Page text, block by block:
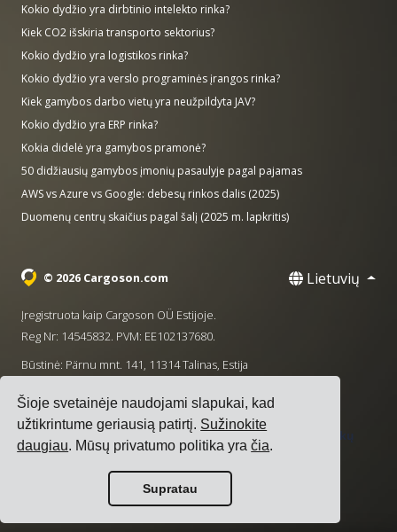
Šioje svetainėje naudojami slapukai, kad
užtikrintume geriausią patirtį. Sužinokite
daugiau. Mūsų privatumo politika yračia.
Supratau
Kokio dydžio yra dirbtinio intelekto rinka?
Kiek CO2 išskiria transporto sektorius?
Kokio dydžio yra logistikos rinka?
Kokio dydžio yra verslo programinės įrangos rinka?
Kiek gamybos darbo vietų yra neužpildyta JAV?
Kokio dydžio yra ERP rinka?
Kokia didelė yra gamybos pramonė?
50 didžiausių gamybos įmonių pasaulyje pagal pajamas
AWS vs Azure vs Google: debesų rinkos dalis (2025)
Duomenų centrų skaičius pagal šalį (2025 m. lapkritis)
© 2026 Cargoson.com Lietuvių
Įregistruota kaip Cargoson OÜ Estijoje.
Reg Nr: 14545832. PVM: EE102137680.
Būstinė: Pärnu mnt. 141, 11314 Talinas, Estija
+372 5555 0028
Paslaugų teikimo sąlygos Privatumo politika
Slapukų
politika